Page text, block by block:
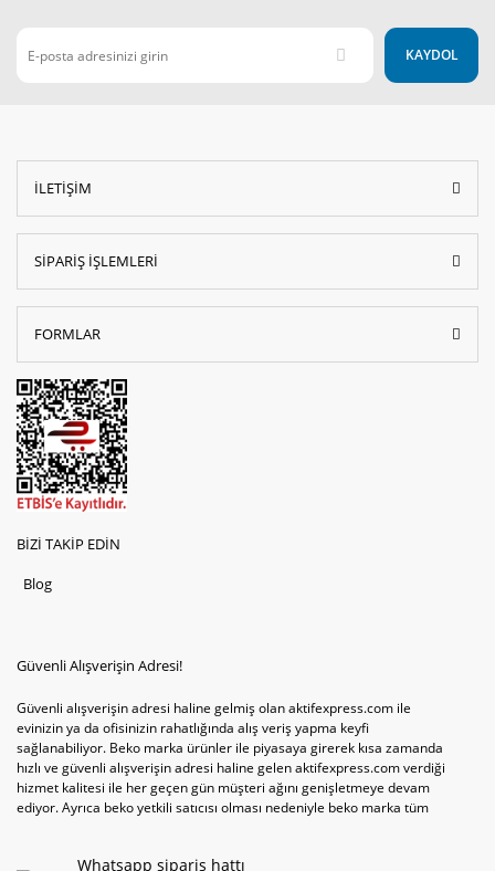
KAYDOL
İLETİŞİM
SİPARİŞ İŞLEMLERİ
FORMLAR
BİZİ TAKİP EDİN
Blog
Güvenli Alışverişin Adresi!
Güvenli alışverişin adresi haline gelmiş olan aktifexpress.com ile
evinizin ya da ofisinizin rahatlığında alış veriş yapma keyfi
sağlanabiliyor. Beko marka ürünler ile piyasaya girerek kısa zamanda
hızlı ve güvenli alışverişin adresi haline gelen aktifexpress.com verdiği
hizmet kalitesi ile her geçen gün müşteri ağını genişletmeye devam
ediyor. Ayrıca beko yetkili satıcısı olması nedeniyle beko marka tüm
televizyon ya da bulaşık makinesi değil aynı zamanda çamaşır makinesi
Whatsapp sipariş hattı